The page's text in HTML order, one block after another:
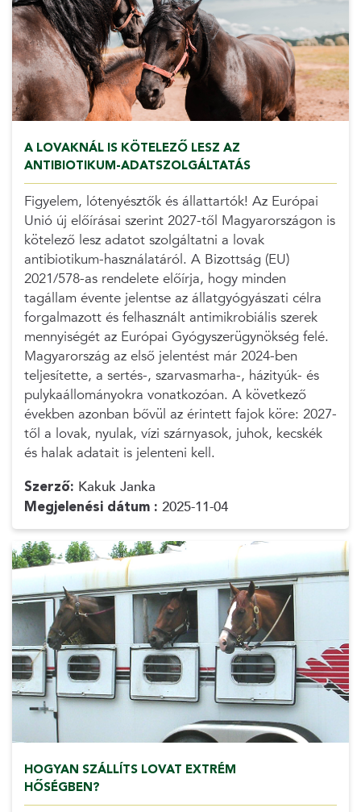
A LOVAKNÁL IS KÖTELEZŐ LESZ AZ
ANTIBIOTIKUM-ADATSZOLGÁLTATÁS
Figyelem, lótenyésztők és állattartók! Az Európai
Unió új előírásai szerint 2027-től Magyarországon is
kötelező lesz adatot szolgáltatni a lovak
antibiotikum-használatáról. A Bizottság (EU)
2021/578-as rendelete előírja, hogy minden
tagállam évente jelentse az állatgyógyászati célra
forgalmazott és felhasznált antimikrobiális szerek
mennyiségét az Európai Gyógyszerügynökség felé.
Magyarország az első jelentést már 2024-ben
teljesítette, a sertés-, szarvasmarha-, házityúk- és
pulykaállományokra vonatkozóan. A következő
években azonban bővül az érintett fajok köre: 2027-
től a lovak, nyulak, vízi szárnyasok, juhok, kecskék
és halak adatait is jelenteni kell.
Szerző: Kakuk Janka
Megjelenési dátum : 2025-11-04
HOGYAN SZÁLLÍTS LOVAT EXTRÉM
HŐSÉGBEN?